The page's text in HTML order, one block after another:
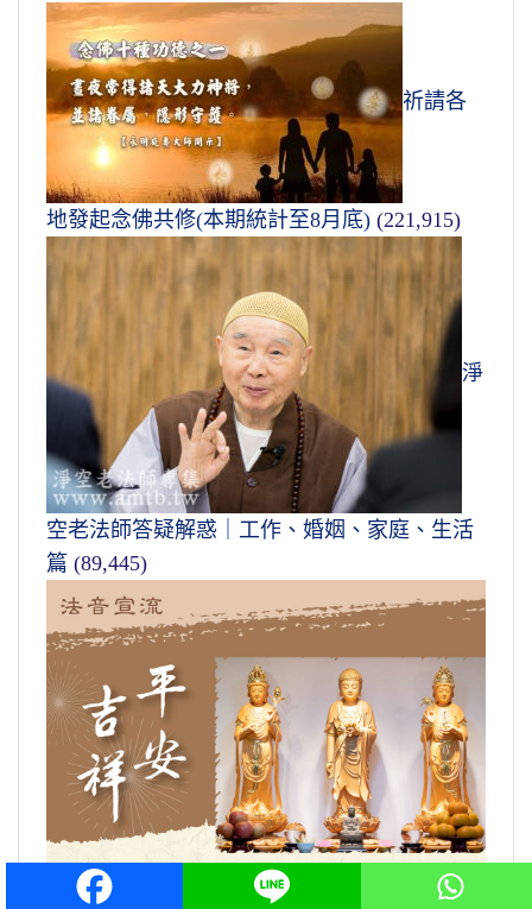
祈請各
地發起念佛共修(本期統計至8月底) (221,915)
淨
空老法師答疑解惑｜工作、婚姻、家庭、生活
篇 (89,445)